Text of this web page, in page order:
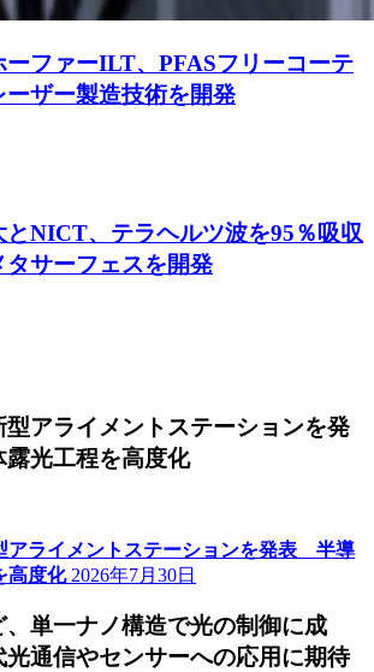
ーファーILT、PFASフリーコーテ
ーザー製造技術を開発
とNICT、テラヘルツ波を95％吸収
タサーフェスを開発
型アライメントステーションを発
光工程を高度化
アライメントステーションを発表 半導
高度化 2026年7月30日
、単一ナノ構造で光の制御に成
通信やセンサーへの応用に期待